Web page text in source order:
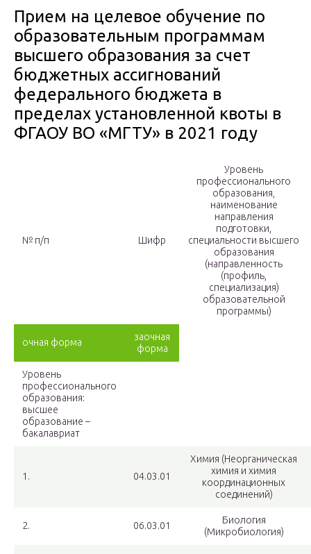
Прием на целевое обучение по
образовательным программам
высшего образования за счет
бюджетных ассигнований
федерального бюджета в
пределах установленной квоты в
ФГАОУ ВО «МГТУ» в 2021 году
№ п/п Шифр
Уровень
профессионального
образования,
наименование
направления
подготовки,
специальности высшего
образования
(направленность
(профиль,
специализация)
образовательной
программы)
очная форма
заочная
форма
Уровень
профессионального
образования:
высшее
образование –
бакалавриат
1. 04.03.01
Химия (Неорганическая
химия и химия
координационных
соединений)
2. 06.03.01
Биология
(Микробиология)